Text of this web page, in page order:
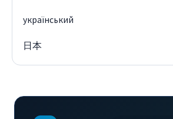
український
日本